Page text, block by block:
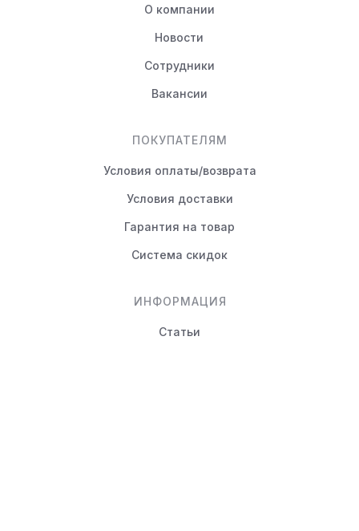
О компании
Новости
Сотрудники
Вакансии
ПОКУПАТЕЛЯМ
Условия оплаты/возврата
Условия доставки
Гарантия на товар
Система скидок
ИНФОРМАЦИЯ
Статьи